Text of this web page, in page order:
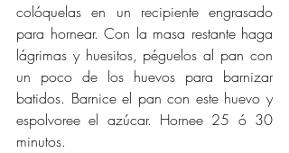
colóquelas en un recipiente engrasado
para hornear. Con la masa restante haga
lágrimas y huesitos, péguelos al pan con
un poco de los huevos para barnizar
batidos. Barnice el pan con este huevo y
espolvoree el azúcar. Hornee 25 ó 30
minutos.